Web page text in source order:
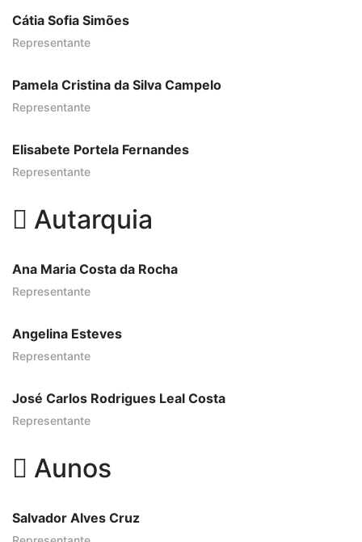
Cátia Sofia Simões
Representante
Pamela Cristina da Silva Campelo
Representante
Elisabete Portela Fernandes
Representante
Autarquia
Ana Maria Costa da Rocha
Representante
Angelina Esteves
Representante
José Carlos Rodrigues Leal Costa
Representante
Aunos
Salvador Alves Cruz